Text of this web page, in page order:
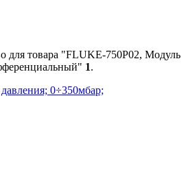
для товара "FLUKE-750P02, Модуль
1.
0÷350мбар;